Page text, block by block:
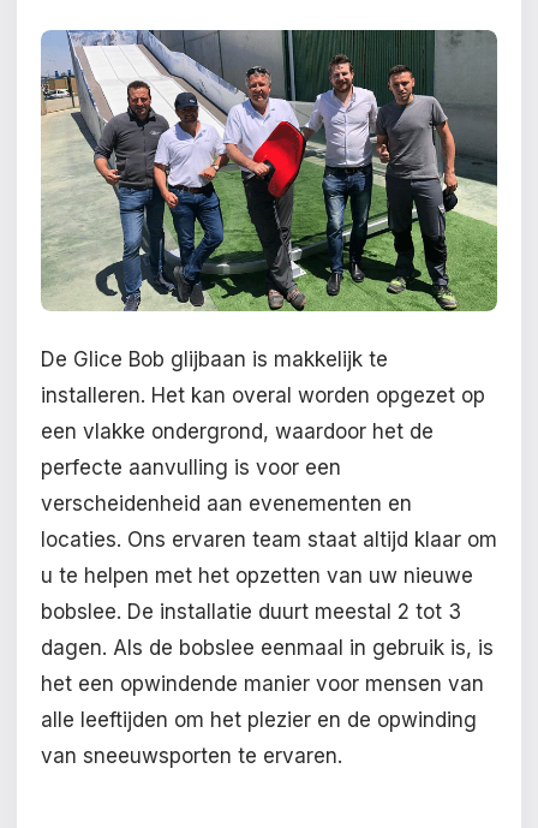
De Glice Bob glijbaan is makkelijk te
installeren. Het kan overal worden opgezet op
een vlakke ondergrond, waardoor het de
perfecte aanvulling is voor een
verscheidenheid aan evenementen en
locaties. Ons ervaren team staat altijd klaar om
u te helpen met het opzetten van uw nieuwe
bobslee. De installatie duurt meestal 2 tot 3
dagen. Als de bobslee eenmaal in gebruik is, is
het een opwindende manier voor mensen van
alle leeftijden om het plezier en de opwinding
van sneeuwsporten te ervaren.